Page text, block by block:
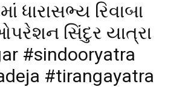
ધારાસભ્ય રિવાબા
સિંદુર યાત્રા
#sindooryatra
#tirangayatra